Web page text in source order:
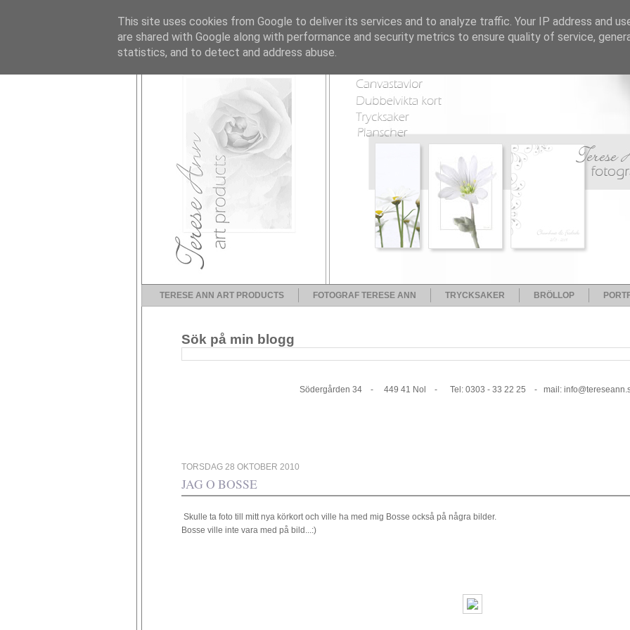
TERESE ANN ART PRODUCTS FOTOGRAF TERESE ANN TRYCKSAKER BRÖLLOP
Sök på min blogg
Södergården 34 - 449 41 Nol - Tel: 0303 - 33 22 25 - mail:
TORSDAG 28 OKTOBER 2010
JAG O BOSSE
Skulle ta foto till mitt nya körkort och ville ha med mig Bosse också på några bilder.
Bosse ville inte vara med på bild...:)
This site uses cookies from Google to deliver its services and to analyze traffic. Your IP address and
are shared with Google along with performance and security metrics to ensure quality of service,
statistics, and to detect and address abuse.